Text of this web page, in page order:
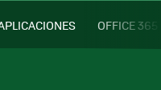
OFFICE 365